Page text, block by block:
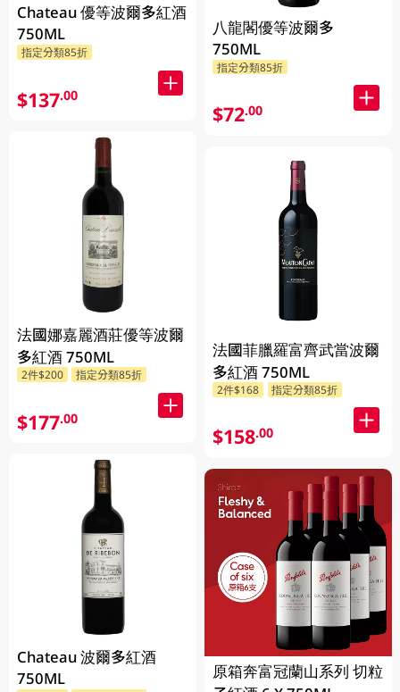
Chateau 優等波爾多紅酒
750ML
指定分類85折
$137.00
法國娜嘉麗酒莊優等波爾
多紅酒 750ML
2件$200 指定分類85折
$177.00
Chateau 波爾多紅酒
750ML
八龍閣優等波爾多
750ML
指定分類85折
$72.00
法國菲臘羅富齊武當波爾
多紅酒 750ML
2件$168 指定分類85折
$158.00
原箱奔富冠蘭山系列 切粒